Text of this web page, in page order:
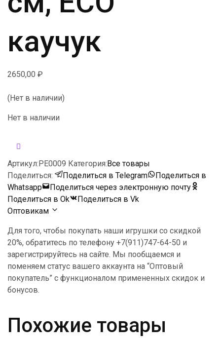
каучук
2650,00 ₽
(Нет в наличии)
Нет в наличии
Артикул:PE0009 Категория:Все товары
Поделиться:
Поделиться в Telegram
Поделиться в
Whatsapp
Поделиться через электронную почту
Поделиться в Ok
Поделиться в Vk
Оптовикам
Для того, чтобы покупать наши игрушки со скидкой
20%, обратитесь по телефону +7(911)747-64-50 и
зарегистрируйтесь на сайте. Мы пообщаемся и
поменяем статус вашего аккаунта на “Оптовый
покупатель” с функционалом примененных скидок и
бонусов.
Похожие товары